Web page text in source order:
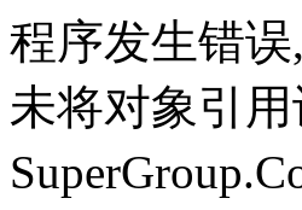
程序发生错误
未将对象引